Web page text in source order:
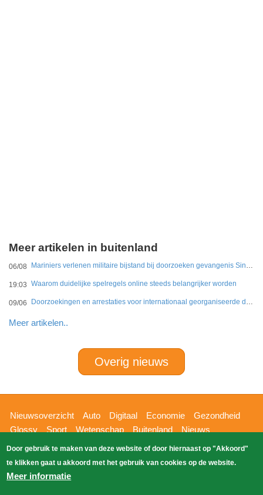
Meer artikelen in buitenland
06/08 Mariniers verlenen militaire bijstand bij doorzoeken gevangenis Sint Maarten
19:03 Waarom duidelijke spelregels online steeds belangrijker worden
09/06 Doorzoekingen en arrestaties voor internationaal georganiseerde drugshandel in Duitsland en Nederland
Meer artikelen..
Overig nieuws
Hoofdnavigatie
Nieuwsoverzicht Auto Digitaal Economie
Gezondheid
Glossy
Sport Wetenschap Buitenland
Nieuws
Bizzpress
Blik op 112 Provincies
Weekoverzicht
Zoeken
Copyright Blik Op Nieuws 2026gehost
Door gebruik te maken van deze website of door hiernaast op "Akkoord"
te klikken gaat u akkoord met het gebruik van cookies op de website.
Meer informatie